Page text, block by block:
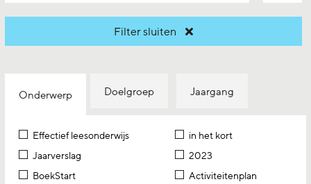
Filter sluiten
Onderwerp Doelgroep Jaargang
Effectief leesonderwijs
Jaarverslag
BoekStart
in het kort
2023
Activiteitenplan